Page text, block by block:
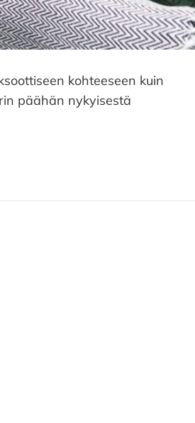
kohteeseen kuin
päähän nykyisestä